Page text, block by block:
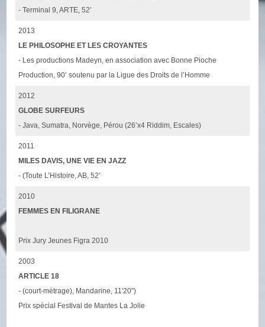
- Terminal 9, ARTE, 52’
2013
LE PHILOSOPHE ET LES CROYANTES
- Les productions Madeyn, en association avec Bonne Pioche
Production, 90’ soutenu par la Ligue des Droits de l’Homme
2012
GLOBE SURFEURS
- Java, Sumatra, Norvège, Pérou (26’x4 Riddim, Escales)
2011
MILES DAVIS, UNE VIE EN JAZZ
- (Toute L’Histoire, AB, 52’
2010
FEMMES EN FILIGRANE
Prix Jury Jeunes Figra 2010
2003
ARTICLE 18
- (court-métrage), Mandarine, 11'20")
Prix spécial Festival de Mantes La Jolie